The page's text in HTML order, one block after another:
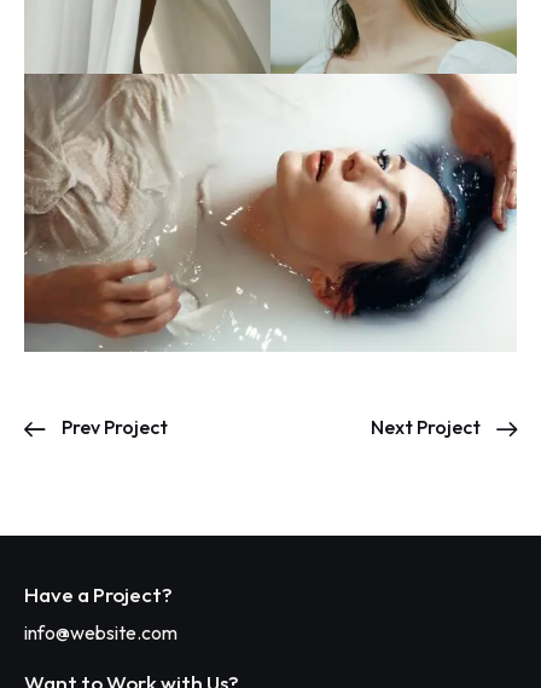
Prev Project Next Project
Have a Project?
info@website.com
Want to Work with Us?